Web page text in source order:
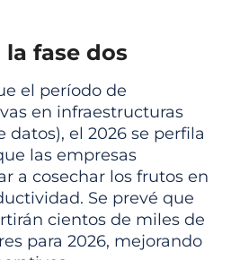
la fase dos
el período de
en infraestructuras
datos), el 2026 se perfila
las empresas
a cosechar los frutos en
Se prevé que
cientos de miles de
para 2026, mejorando